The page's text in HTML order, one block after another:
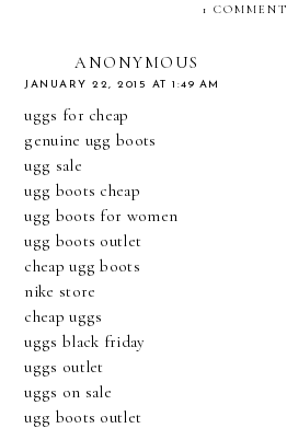
1 COMMENT
ANONYMOUS
JANUARY 22, 2015 AT 1:49 AM
uggs for cheap
genuine ugg boots
ugg sale
ugg boots cheap
ugg boots for women
ugg boots outlet
cheap ugg boots
nike store
cheap uggs
uggs black friday
uggs outlet
uggs on sale
ugg boots outlet